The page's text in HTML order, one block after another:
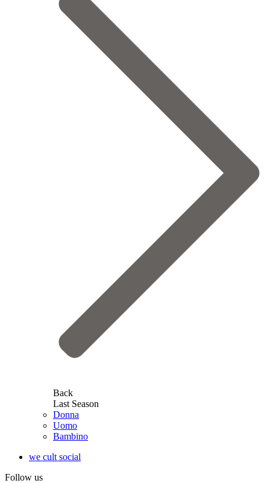
Back
Last Season
Donna
Uomo
Bambino
we cult social
Follow us